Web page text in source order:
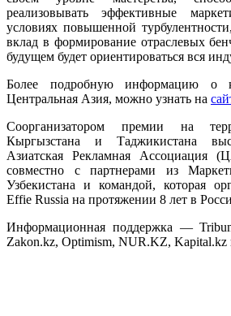
реализовывать эффективные
условиях повышенной
вклад в формирование отраслевых
будущем будет ориентироваться вся
Более подробную информацию о
Центральная Азия, можно узнать на
Соорганизатором премии на
Кыргызстана и Таджикистана
Азиатская Рекламная Ассоциация
совместно с партнерами из
Узбекистана и командой, которая
Effie Russia на протяжении 8 лет в
Информационная поддержка —
Zakon.kz, Optimism, NUR.KZ, Kapital.kz